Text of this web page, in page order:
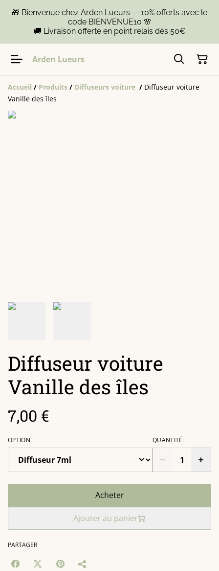
🎁 Bienvenue chez Arden Lueurs — 10% offerts avec le
code BIENVENUE10 🌸
🚚 Livraison offerte en point relais dès 50€
Arden Lueurs
Accueil / Produits / Diffuseurs voiture / Diffuseur voiture
Vanille des îles
Diffuseur voiture
Vanille des îles
7,00 €
OPTION QUANTITÉ
Acheter
Ajouter au panier
PARTAGER